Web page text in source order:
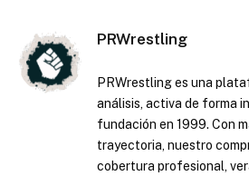
PRWrestling
PRWrestling es una
análisis, activa de forma
fundación en 1999. Con
trayectoria, nuestro
cobertura profesional,